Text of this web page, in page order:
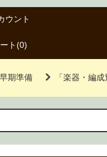
ウント
ト(0)
期準備 「楽器・編